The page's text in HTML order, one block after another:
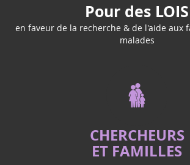
Pour des LOIS
en faveur de la recherche & de l'aide aux
malades
CHERCHEURS
ET FAMILLES